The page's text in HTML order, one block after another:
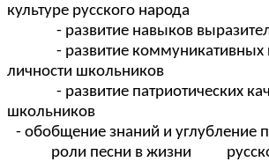
культуре русского народа
- развитие навыков
- развитие коммуникативных
личности школьников
- развитие патриотических
школьников
- обобщение знаний и углубление
роли песни в жизни